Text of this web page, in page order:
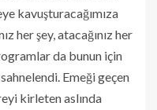
kavuşturacağımıza
her şey, atacağınız her
da bunun için
Emeği geçen
kirleten aslında